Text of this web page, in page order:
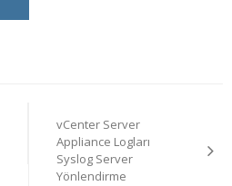
vCenter Server
Appliance Logları
Syslog Server
Yönlendirme